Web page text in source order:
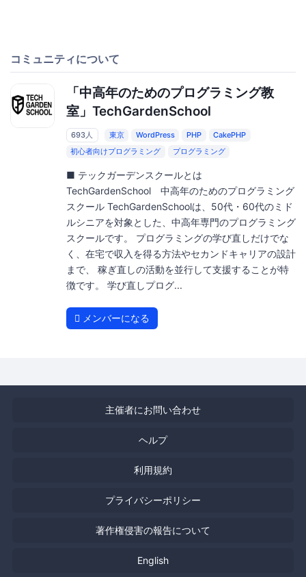
コミュニティについて
「中高年のためのプログラミング教
室」TechGardenSchool
693人 東京 WordPress PHP
CakePHP
初心者向けプログラミング
プログラミング
■ テックガーデンスクールとは
TechGardenSchool 中高年のためのプログラミング
スクール TechGardenSchoolは、50代・60代のミド
ルシニアを対象とした、中高年専門のプログラミング
スクールです。 プログラミングの学び直しだけでな
く、在宅で収入を得る方法やセカンドキャリアの設計
まで、 稼ぎ直しの活動を並行して支援することが特
徴です。 学び直しプログ...
メンバーになる
主催者にお問い合わせ
ヘルプ
利用規約
プライバシーポリシー
著作権侵害の報告について
English